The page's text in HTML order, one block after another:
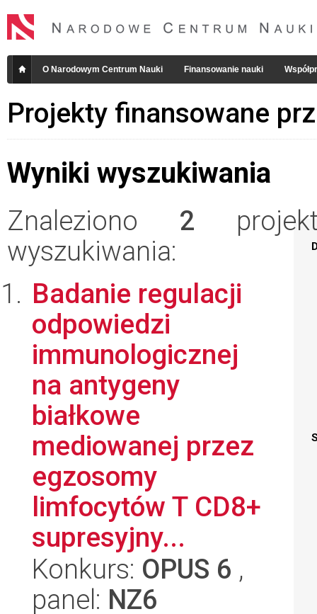
O Narodowym Centrum Nauki Finansowanie nauki
Projekty finansowane
Wyniki wyszukiwania
Znaleziono 2
wyszukiwania:
Badanie regulacji
odpowiedzi
immunologicznej
na antygeny
białkowe
mediowanej przez
egzosomy
limfocytów T CD8+
supresyjny...
Konkurs: OPUS 6 ,
panel: NZ6